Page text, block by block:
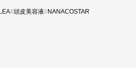
#頭皮美容液#NANACOSTAR